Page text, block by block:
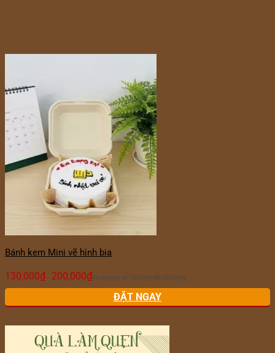
Bánh kem Mini vẽ hình bia
130,000₫ – 200,000₫ Khoảng giá: từ 130,000₫ đến 200,000₫
ĐẶT NGAY